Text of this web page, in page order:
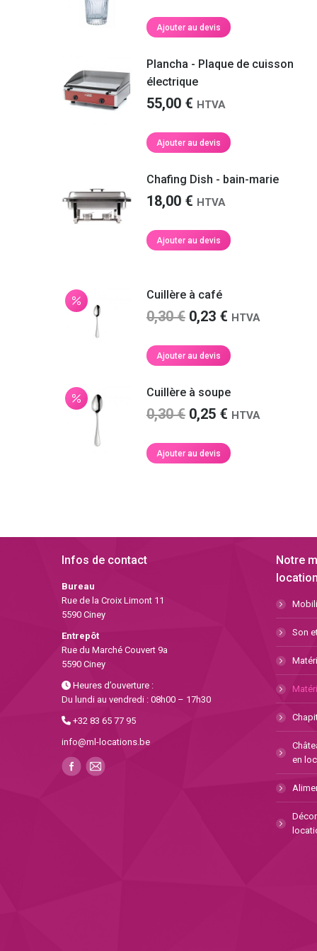
initial
0,25 €.
actuel
0,23 €.
Ajouter au devis
Plancha - Plaque de cuisson
électrique
55,00 € HTVA
Ajouter au devis
Chafing Dish - bain-marie
18,00 € HTVA
Ajouter au devis
Cuillère à café
0,30€ Le
initial
0,30 €.
0,23 € Le
actuel
0,23 €.
HTVA
Ajouter au devis
Cuillère à soupe
0,30€ Le
initial
0,25 € Le
actuel
HTVA
Ajouter au devis
Infos de contact
Bureau
Rue de la Croix Limont 11
5590 Ciney
Entrepôt
Rue du Marché Couvert 9a
5590 Ciney
Heures d’ouverture :
Du lundi au vendredi : 08h00 – 17h30
+32 83 65 77 95
info@ml-locations.be
Notre
Son
en